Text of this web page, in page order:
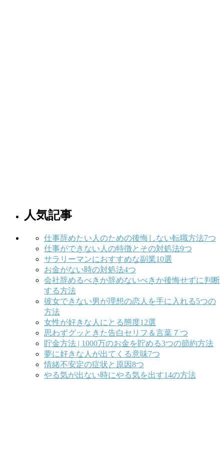
人気記事
仕事辞めたい人のための後悔しない転職方法7つ
仕事ができない人の特徴とその対処法9つ
サラリーマンにおすすめな副業10選
お金がない時の対処法4つ
会社辞めるべきか辞めないべきか後悔せずに判断
する方法
彼女できない男が理想の恋人を手に入れる5つの
方法
女性が好きな人にとる態度12選
思わずグッときた告白セリフ＆言葉７つ
貯金方法 | 1000万のお金を貯める3つの節約方法
夢に好きな人が出てくる意味7つ
情緒不安定の症状と原因8つ
やる気が出ない時にやる気を出す14の方法